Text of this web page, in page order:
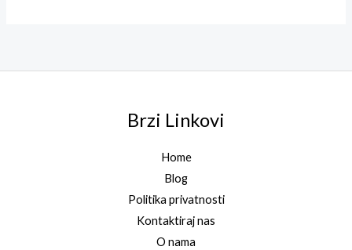
Brzi Linkovi
Home
Blog
Politika privatnosti
Kontaktiraj nas
O nama